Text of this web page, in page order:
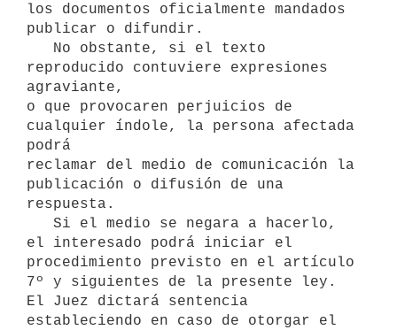
los documentos oficialmente mandados
publicar o difundir.
reproducido contuviere expresiones
agraviante,
o que provocaren perjuicios de
cualquier índole, la persona afectada
podrá
reclamar del medio de comunicación la
publicación o difusión de una
respuesta.
el interesado podrá iniciar el
procedimiento previsto en el artículo
7º y siguientes de la presente ley.
El Juez dictará sentencia
estableciendo en caso de otorgar el